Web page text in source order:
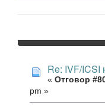
Re: IVF/
« Отговор
pm »